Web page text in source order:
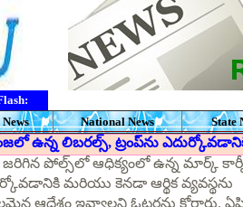
National News State
ఉన్న లిబరల్స్, ట్రంప్‌ను
జరిగిన పోల్స్‌లో ఆధిక్యంలో ఉన్న మార్క్
మరియు కెనడా ఆర్థిక వ్యవస్థను
ఆదేశం ఇవ్వాలని ఓటర్లను కోరారు.